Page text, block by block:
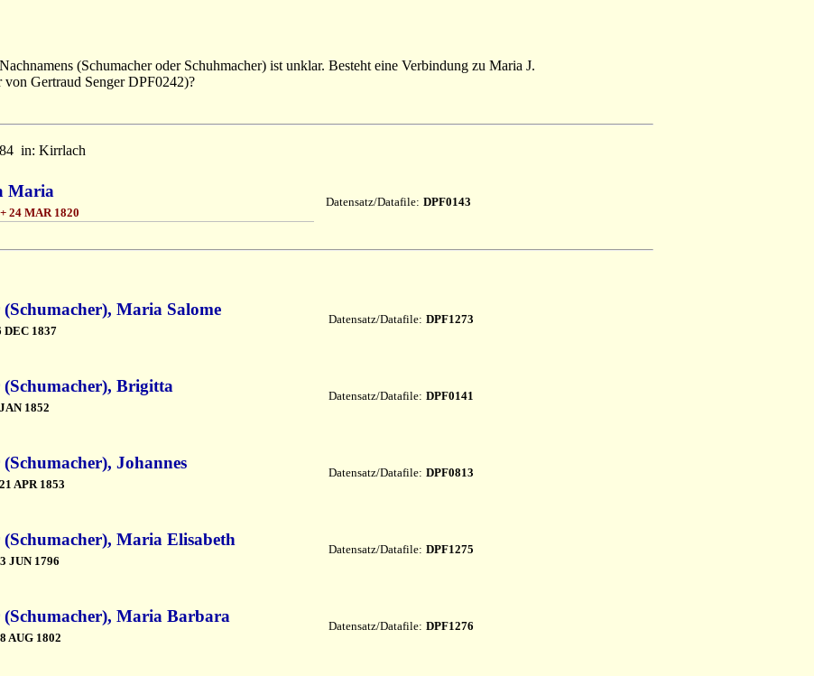
(Schumacher oder Schuhmacher) ist unklar. Besteht eine Verbindung zu Maria J.
Gertraud Senger DPF0242)?
in: Kirrlach
Maria
24 MAR 1820
Datensatz/Datafile: DPF0143
(Schumacher), Maria Salome
DEC 1837
Datensatz/Datafile: DPF1273
(Schumacher), Brigitta
1852
Datensatz/Datafile: DPF0141
Johannes
APR 1853
Datensatz/Datafile: DPF0813
(Schumacher), Maria Elisabeth
JUN 1796
Datensatz/Datafile: DPF1275
(Schumacher), Maria Barbara
AUG 1802
Datensatz/Datafile: DPF1276